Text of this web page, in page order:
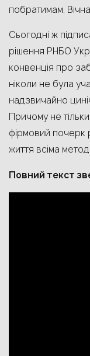
побратимам.
Сьогодні ж
рішення РНБО
конвенція про
ніколи не була
надзвичайно
Причому не
фірмовий почерк
життя всіма
Повний текст